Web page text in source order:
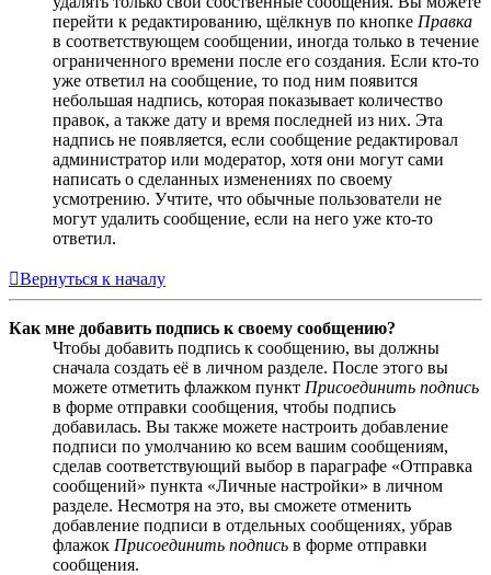
перейти к редактированию, щёлкнув по кнопке Правка
в соответствующем сообщении, иногда только в течение
ограниченного времени после его создания. Если кто-то
уже ответил на сообщение, то под ним появится
небольшая надпись, которая показывает количество
правок, а также дату и время последней из них. Эта
надпись не появляется, если сообщение редактировал
администратор или модератор, хотя они могут сами
написать о сделанных изменениях по своему
усмотрению. Учтите, что обычные пользователи не
могут удалить сообщение, если на него уже кто-то
ответил.
Вернуться к началу
Как мне добавить подпись к своему сообщению?
Чтобы добавить подпись к сообщению, вы должны
сначала создать её в личном разделе. После этого вы
можете отметить флажком пункт Присоединить подпись
в форме отправки сообщения, чтобы подпись
добавилась. Вы также можете настроить добавление
подписи по умолчанию ко всем вашим сообщениям,
сделав соответствующий выбор в параграфе «Отправка
сообщений» пункта «Личные настройки» в личном
разделе. Несмотря на это, вы сможете отменить
добавление подписи в отдельных сообщениях, убрав
флажок Присоединить подпись в форме отправки
сообщения.